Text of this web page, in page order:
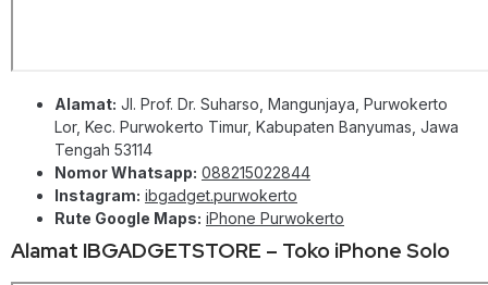
Alamat: Jl. Prof. Dr. Suharso, Mangunjaya, Purwokerto
Lor, Kec. Purwokerto Timur, Kabupaten Banyumas, Jawa
Tengah 53114
Nomor Whatsapp: 088215022844
Instagram: ibgadget.purwokerto
Rute Google Maps: iPhone Purwokerto
Alamat IBGADGETSTORE – Toko iPhone Solo